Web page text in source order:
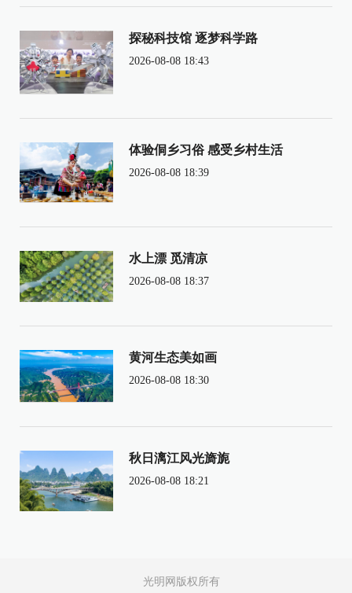
探秘科技馆 逐梦科学路
2026-08-08 18:43
体验侗乡习俗 感受乡村生活
2026-08-08 18:39
水上漂 觅清凉
2026-08-08 18:37
黄河生态美如画
2026-08-08 18:30
秋日漓江风光旖旎
2026-08-08 18:21
光明网版权所有